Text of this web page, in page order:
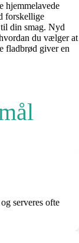
hjemmelavede
forskellige
din smag. Nyd
du vælger at
fladbrød giver en
serveres ofte